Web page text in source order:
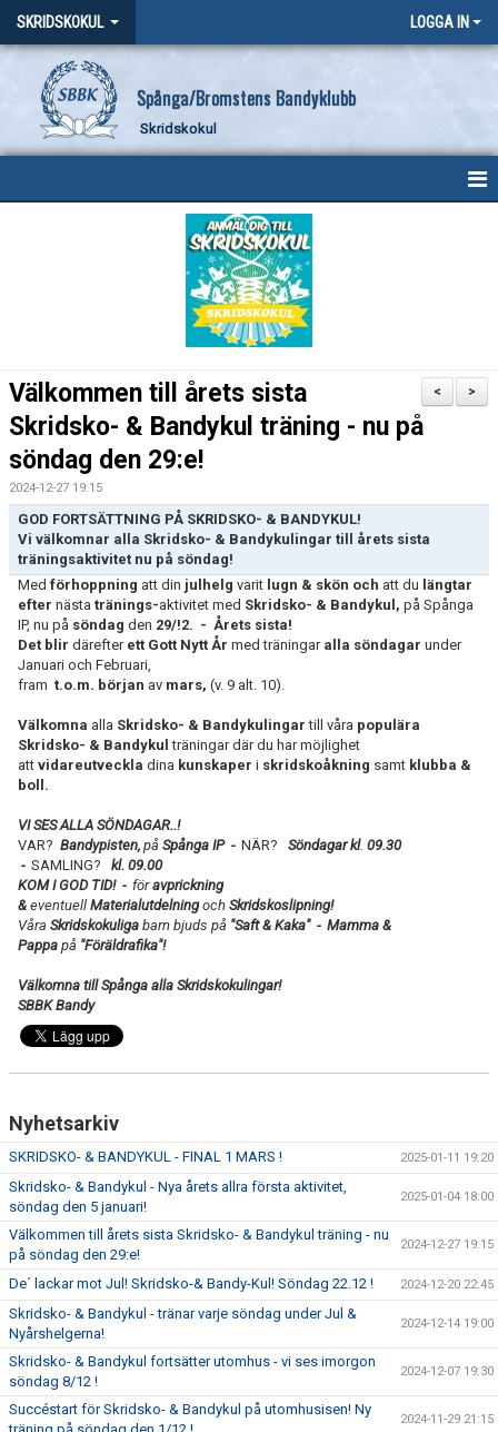
SKRIDSKOKUL LOGGA IN
Spånga/Bromstens Bandyklubb
Skridskokul
BILDGALLERI
DOKUMENT
KONTAKT
>
<
Välkommen till årets sista
Skridsko- & Bandykul träning - nu på
söndag den 29:e!
2024-12-27 19:15
GOD FORTSÄTTNING PÅ SKRIDSKO- & BANDYKUL!
Vi välkomnar alla Skridsko- & Bandykulingar till årets sista
träningsaktivitet nu på söndag!
Med förhoppning att din julhelg varit lugn & skön och att du längtar
efter nästa tränings-aktivitet med Skridsko- & Bandykul, på Spånga
IP, nu på söndag den 29/!2. - Årets sista!
Det blir därefterett Gott Nytt År med träningar alla söndagar under
Januari och Februari,
fram t.o.m. början av mars, (v. 9 alt. 10).
Välkomna alla Skridsko- & Bandykulingartill våra populära
Skridsko- & Bandykul träningar där du har möjlighet
att vidareutveckla dina kunskaper i skridskoåkning samt klubba &
boll.
VI SES ALLA SÖNDAGAR..!
VAR? Bandypisten, på Spånga IP - NÄR? Söndagar kl. 09.30
- SAMLING?
kl. 09.00
KOM I GOD TID! - föravprickning
& eventuell Materialutdelningoch Skridskoslipning!
Våra Skridskokuliga barn bjuds på "Saft & Kaka" - Mamma &
Pappa på "Föräldrafika"!
Välkomna till Spånga alla Skridskokulingar!
SBBK Bandy
Nyhetsarkiv
SKRIDSKO- & BANDYKUL - FINAL 1 MARS ! 2025-01-11 19:20
Skridsko- & Bandykul - Nya årets allra första aktivitet,
söndag den 5 januari!
2025-01-04 18:00
Välkommen till årets sista Skridsko- & Bandykul träning - nu
på söndag den 29:e!
2024-12-27 19:15
De´ lackar mot Jul! Skridsko-& Bandy-Kul! Söndag 22.12 ! 2024-12-20 22:45
Skridsko- & Bandykul - tränar varje söndag under Jul &
Nyårshelgerna!
2024-12-14 19:00
Skridsko- & Bandykul fortsätter utomhus - vi ses imorgon
söndag 8/12 !
2024-12-07 19:30
Succéstart för Skridsko- & Bandykul på utomhusisen! Ny
2024-11-29 21:15